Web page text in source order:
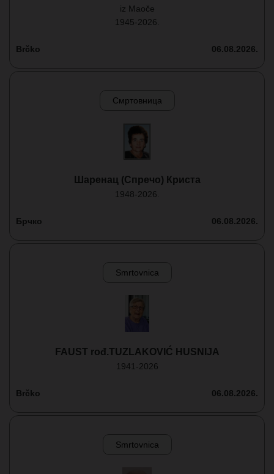
iz Maoče
1945-2026.
Brčko 06.08.2026.
Смртовница
Шаренац (Спречо) Криста
1948-2026.
Брчко 06.08.2026.
Smrtovnica
FAUST rođ.TUZLAKOVIĆ HUSNIJA
1941-2026
Brčko 06.08.2026.
Smrtovnica